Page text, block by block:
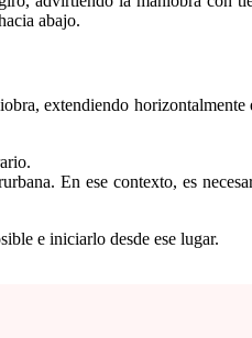
abajo.
extendiendo
En ese contexto, es
e iniciarlo desde ese lugar.